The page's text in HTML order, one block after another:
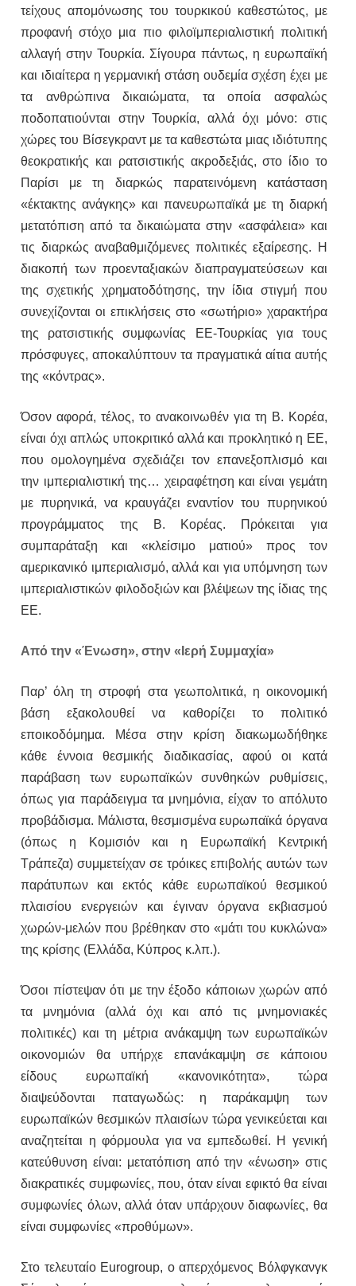
τείχους απομόνωσης του τουρκικού καθεστώτος, με
προφανή στόχο μια πιο φιλοϊμπεριαλιστική πολιτική
αλλαγή στην Τουρκία. Σίγουρα πάντως, η ευρωπαϊκή
και ιδιαίτερα η γερμανική στάση ουδεμία σχέση έχει με
τα ανθρώπινα δικαιώματα, τα οποία ασφαλώς
ποδοπατιούνται στην Τουρκία, αλλά όχι μόνο: στις
χώρες του Βίσεγκραντ με τα καθεστώτα μιας ιδιότυπης
θεοκρατικής και ρατσιστικής ακροδεξιάς, στο ίδιο το
Παρίσι με τη διαρκώς παρατεινόμενη κατάσταση
«έκτακτης ανάγκης» και πανευρωπαϊκά με τη διαρκή
μετατόπιση από τα δικαιώματα στην «ασφάλεια» και
τις διαρκώς αναβαθμιζόμενες πολιτικές εξαίρεσης. Η
διακοπή των προενταξιακών διαπραγματεύσεων και
της σχετικής χρηματοδότησης, την ίδια στιγμή που
συνεχίζονται οι επικλήσεις στο «σωτήριο» χαρακτήρα
της ρατσιστικής συμφωνίας ΕΕ-Τουρκίας για τους
πρόσφυγες, αποκαλύπτουν τα πραγματικά αίτια αυτής
της «κόντρας».
Όσον αφορά, τέλος, το ανακοινωθέν για τη Β. Κορέα,
είναι όχι απλώς υποκριτικό αλλά και προκλητικό η ΕΕ,
που ομολογημένα σχεδιάζει τον επανεξοπλισμό και
την ιμπεριαλιστική της… χειραφέτηση και είναι γεμάτη
με πυρηνικά, να κραυγάζει εναντίον του πυρηνικού
προγράμματος της Β. Κορέας. Πρόκειται για
συμπαράταξη και «κλείσιμο ματιού» προς τον
αμερικανικό ιμπεριαλισμό, αλλά και για υπόμνηση των
ιμπεριαλιστικών φιλοδοξιών και βλέψεων της ίδιας της
ΕΕ.
Από την «Ένωση», στην «Ιερή Συμμαχία»
Παρ’ όλη τη στροφή στα γεωπολιτικά, η οικονομική
βάση εξακολουθεί να καθορίζει το πολιτικό
εποικοδόμημα. Μέσα στην κρίση διακωμωδήθηκε
κάθε έννοια θεσμικής διαδικασίας, αφού οι κατά
παράβαση των ευρωπαϊκών συνθηκών ρυθμίσεις,
όπως για παράδειγμα τα μνημόνια, είχαν το απόλυτο
προβάδισμα. Μάλιστα, θεσμισμένα ευρωπαϊκά όργανα
(όπως η Κομισιόν και η Ευρωπαϊκή Κεντρική
Τράπεζα) συμμετείχαν σε τρόικες επιβολής αυτών των
παράτυπων και εκτός κάθε ευρωπαϊκού θεσμικού
πλαισίου ενεργειών και έγιναν όργανα εκβιασμού
χωρών-μελών που βρέθηκαν στο «μάτι του κυκλώνα»
της κρίσης (Ελλάδα, Κύπρος κ.λπ.).
Όσοι πίστεψαν ότι με την έξοδο κάποιων χωρών από
τα μνημόνια (αλλά όχι και από τις μνημονιακές
πολιτικές) και τη μέτρια ανάκαμψη των ευρωπαϊκών
οικονομιών θα υπήρχε επανάκαμψη σε κάποιου
είδους ευρωπαϊκή «κανονικότητα», τώρα
διαψεύδονται παταγωδώς: η παράκαμψη των
ευρωπαϊκών θεσμικών πλαισίων τώρα γενικεύεται και
αναζητείται η φόρμουλα για να εμπεδωθεί. Η γενική
κατεύθυνση είναι: μετατόπιση από την «ένωση» στις
διακρατικές συμφωνίες, που, όταν είναι εφικτό θα είναι
συμφωνίες όλων, αλλά όταν υπάρχουν διαφωνίες, θα
είναι συμφωνίες «προθύμων».
Στο τελευταίο Eurogroup, ο απερχόμενος Βόλφγκανγκ